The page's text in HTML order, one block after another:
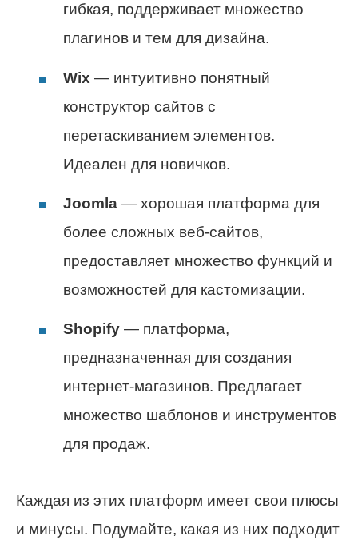
гибкая, поддерживает множество
плагинов и тем для дизайна.
Wix — интуитивно понятный
конструктор сайтов с
перетаскиванием элементов.
Идеален для новичков.
Joomla — хорошая платформа для
более сложных веб-сайтов,
предоставляет множество функций и
возможностей для кастомизации.
Shopify — платформа,
предназначенная для создания
интернет-магазинов. Предлагает
множество шаблонов и инструментов
для продаж.
Каждая из этих платформ имеет свои плюсы
и минусы. Подумайте, какая из них подходит